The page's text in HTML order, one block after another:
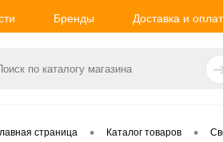
Бренды Доставка и
страница • Каталог товаров •